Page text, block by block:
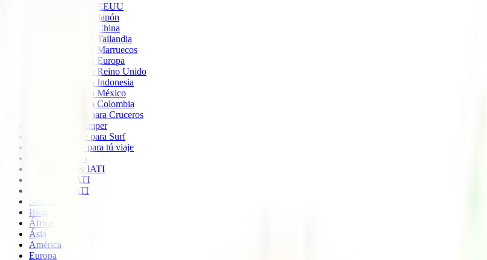
Seguro de viaje a EEUU
Seguro de viaje a Japón
Seguro de viaje a China
Seguro de viaje a Tailandia
Seguro de viaje a Marruecos
Seguro de viaje a Europa
Seguro de viaje a Reino Unido
Seguro de viaje a Indonesia
Seguro de viaje a México
Seguro de viaje a Colombia
Seguro de viaje para Cruceros
Seguro para Camper
Seguro de viaje para Surf
Imprescindible para tú viaje
Quiénes somos
Colaboradores IATI
Descuento IATI
Opiniones IATI
Soporte
Blog
África
Ásia
América
Europa